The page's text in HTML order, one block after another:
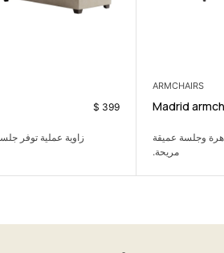
CORNERS
Florence
مريحة وعصرية.
599
$
طقم كنب مريح مناسب